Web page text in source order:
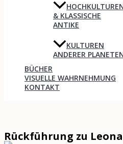
& KLASSISCHE
ANTIKE
KULTUREN
ANDERER
BÜCHER
VISUELLE WAHRNEHMUNG
KONTAKT
Rückführung zu